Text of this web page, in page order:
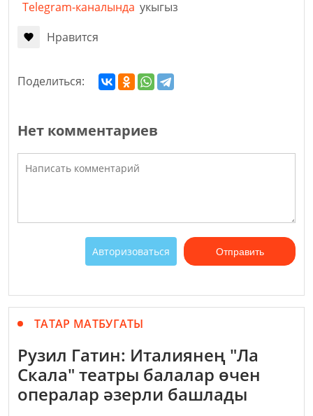
Telegram-каналында укыгыз
Нравится
Поделиться:
Нет комментариев
Авторизоваться Отправить
ТАТАР МАТБУГАТЫ
Рузил Гатин: Италиянең "Ла
Скала" театры балалар өчен
опералар әзерли башлады